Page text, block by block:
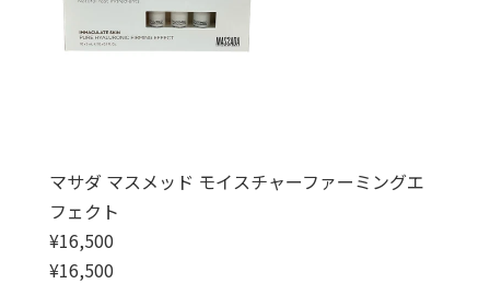
マサダ マスメッド モイスチャーファーミングエ
フェクト
通常価格
¥16,500
通常価格
セール価格
¥16,500